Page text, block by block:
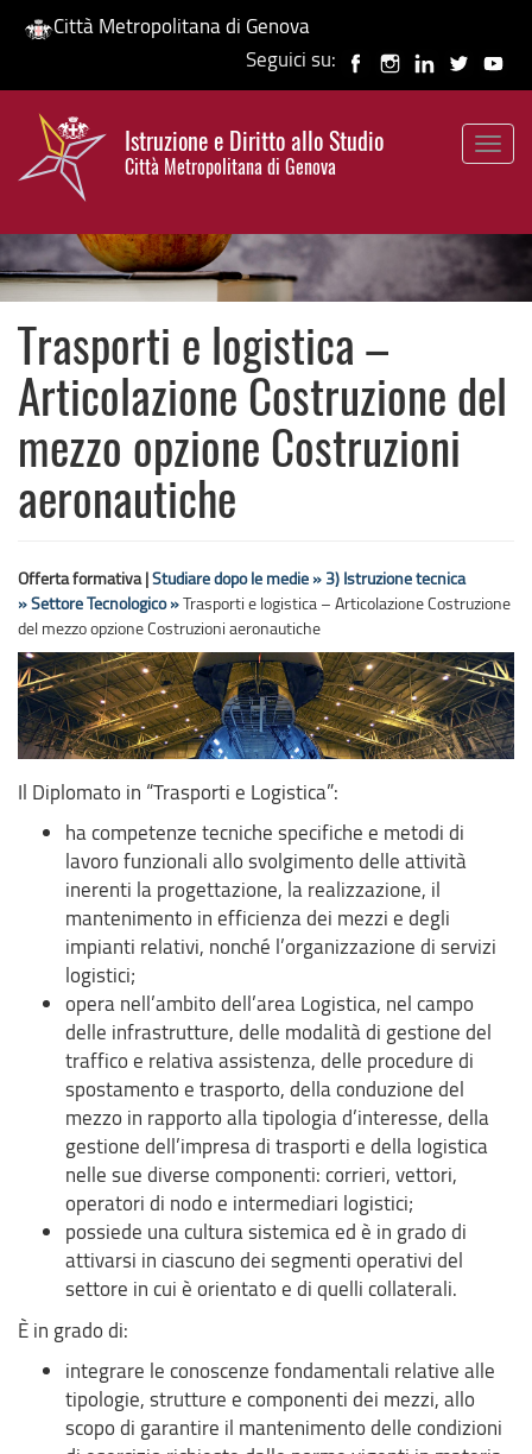
Salta
contenuto
principale
Città Metropolitana di Genova
Seguici su:
Istruzione e Diritto allo Studio
Città Metropolitana di Genova
HP banner
Trasporti e logistica –
Articolazione Costruzione del
mezzo opzione Costruzioni
aeronautiche
Offerta formativa |Studiare dopo le medie » 3) Istruzione tecnica
»Settore Tecnologico »Trasporti e logistica – Articolazione Costruzione
del mezzo opzione Costruzioni aeronautiche
Il Diplomato in “Trasporti e Logistica”:
ha competenze tecniche specifiche e metodi di
lavoro funzionali allo svolgimento delle attività
inerenti la progettazione, la realizzazione, il
mantenimento in efficienza dei mezzi e degli
impianti relativi, nonché l’organizzazione di servizi
logistici;
opera nell’ambito dell’area Logistica, nel campo
delle infrastrutture, delle modalità di gestione del
traffico e relativa assistenza, delle procedure di
spostamento e trasporto, della conduzione del
mezzo in rapporto alla tipologia d’interesse, della
gestione dell’impresa di trasporti e della logistica
nelle sue diverse componenti: corrieri, vettori,
operatori di nodo e intermediari logistici;
possiede una cultura sistemica ed è in grado di
attivarsi in ciascuno dei segmenti operativi del
settore in cui è orientato e di quelli collaterali.
È in grado di:
integrare le conoscenze fondamentali relative alle
tipologie, strutture e componenti dei mezzi, allo
scopo di garantire il mantenimento delle condizioni